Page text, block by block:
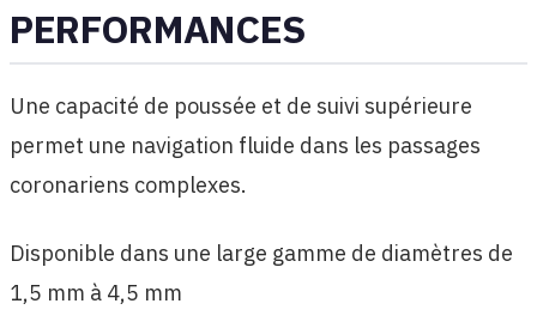
PERFORMANCES
Une capacité de poussée et de suivi supérieure
permet une navigation fluide dans les passages
coronariens complexes.
Disponible dans une large gamme de diamètres de
1,5 mm à 4,5 mm